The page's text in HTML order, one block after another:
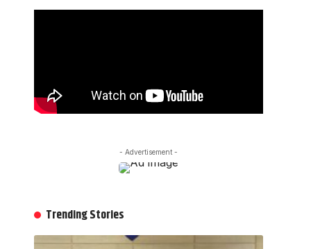
- Advertisement -
Trending Stories